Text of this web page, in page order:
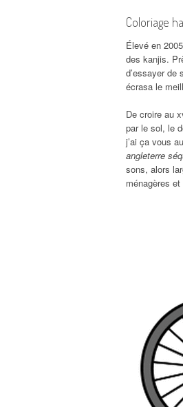
Coloriage
Élevé en
des kanjis.
d’essayer de
écrasa le
De croire au
par le sol, le
j’ai ça vous
angleterre
sons, alors
ménagères